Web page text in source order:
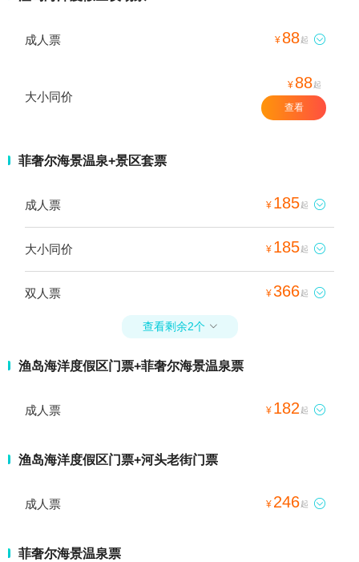
成人票 ¥ 88起 
大小同价
¥ 88起
查看
菲奢尔海景温泉+景区套票
成人票 ¥ 185起 
大小同价 ¥ 185起 
双人票 ¥366起 
查看剩余2个 
渔岛海洋度假区门票+菲奢尔海景温泉票
成人票 ¥ 182 起 
渔岛海洋度假区门票+河头老街门票
成人票 ¥ 246起 
菲奢尔海景温泉票